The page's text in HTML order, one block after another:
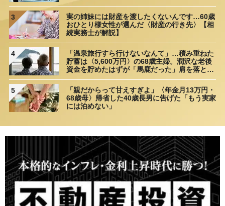
3
実の姉妹には財産を渡したくないんです…60歳
おひとり様女性が選んだ〈財産の行き先〉【相
続実務士が解説】
4
「温泉旅行すら行けないなんて」…積み重ねた
貯蓄は〈5,600万円〉の68歳主婦。潤沢な老後
資金を貯めたはずが「馬鹿だった」肩を落とす
5
「親だからって甘えすぎよ」〈年金月13万円・
68歳母〉帰省した40歳長男に告げた「もう実家
には泊めない」